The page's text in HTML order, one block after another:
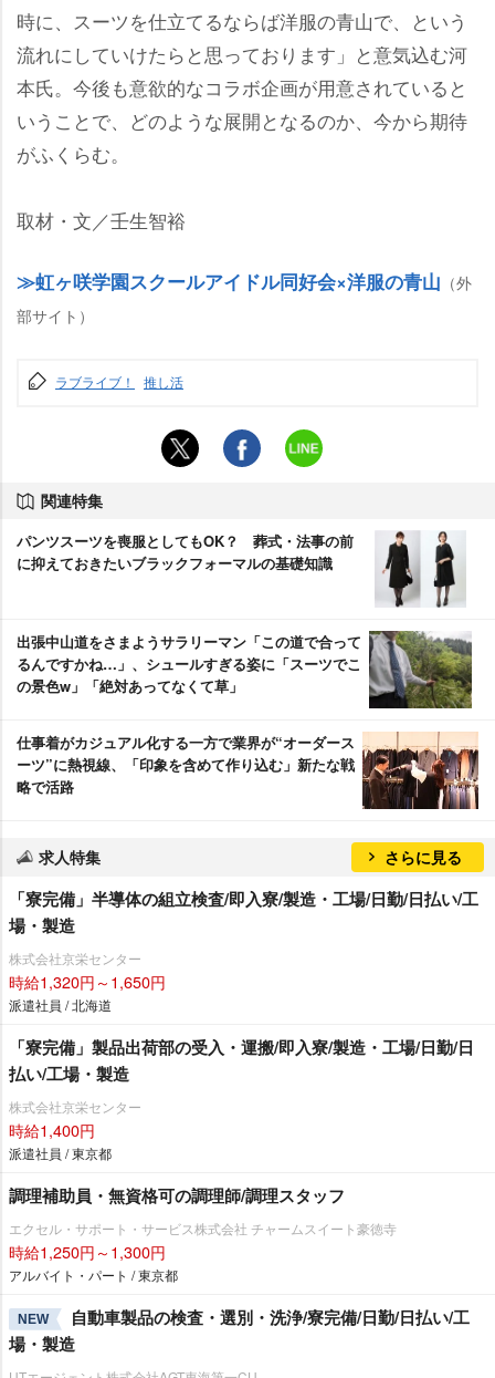
時に、スーツを仕立てるならば洋服の青山で、という
流れにしていけたらと思っております」と意気込む河
本氏。今後も意欲的なコラボ企画が用意されていると
いうことで、どのような展開となるのか、今から期待
がふくらむ。
取材・文／壬生智裕
虹ヶ咲学園スクールアイドル同好会×洋服の青山 （外
部サイト）
ラブライブ！ 推し活
関連特集
パンツスーツを喪服としてもOK？ 葬式・法事の前
に抑えておきたいブラックフォーマルの基礎知識
出張中山道をさまようサラリーマン「この道で合って
るんですかね…」、シュールすぎる姿に「スーツでこ
の景色w」「絶対あってなくて草」
仕事着がカジュアル化する一方で業界が“オーダース
ーツ”に熱視線、「印象を含めて作り込む」新たな戦
略で活路
求人特集 さらに見る
「寮完備」半導体の組立検査/即入寮/製造・工場/日勤/日払い/工
場・製造
株式会社京栄センター
時給1,320円～1,650円
派遣社員 / 北海道
「寮完備」製品出荷部の受入・運搬/即入寮/製造・工場/日勤/日
払い/工場・製造
株式会社京栄センター
時給1,400円
派遣社員 / 東京都
調理補助員・無資格可の調理師/調理スタッフ
エクセル・サポート・サービス株式会社 チャームスイート豪徳寺
時給1,250円～1,300円
アルバイト・パート / 東京都
NEW
自動車製品の検査・選別・洗浄/寮完備/日勤/日払い/工
場・製造